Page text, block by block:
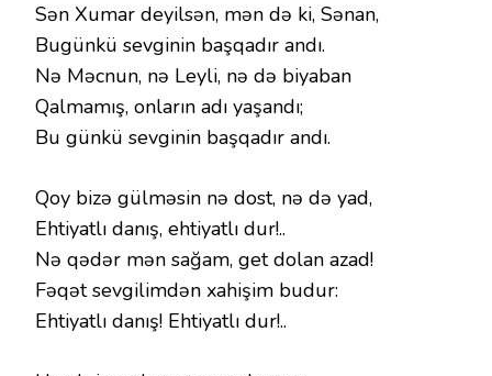
Sən Xumar deyilsən, mən də ki, Sənan,
Bugünkü sevginin başqadır andı.
Nə Məcnun, nə Leyli, nə də biyaban
Qalmamış, onların adı yaşandı;
Bu günkü sevginin başqadır andı.
Qoy bizə gülməsin nə dost, nə də yad,
Ehtiyatlı danış, ehtiyatlı dur!..
Nə qədər mən sağam, get dolan azad!
Fəqət sevgilimdən xahişim budur:
Ehtiyatlı danış! Ehtiyatlı dur!..